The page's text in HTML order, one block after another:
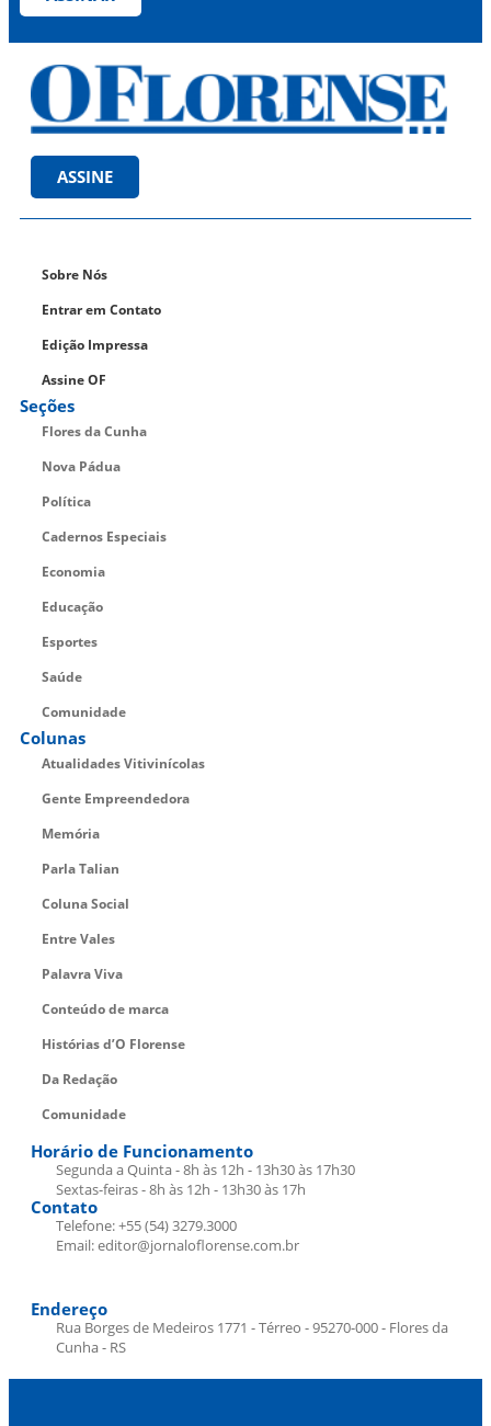
ASSINE
Sobre Nós
Entrar em Contato
Edição Impressa
Assine OF
Seções
Flores da Cunha
Nova Pádua
Política
Cadernos Especiais
Economia
Educação
Esportes
Saúde
Comunidade
Colunas
Atualidades Vitivinícolas
Gente Empreendedora
Memória
Parla Talian
Coluna Social
Entre Vales
Palavra Viva
Conteúdo de marca
Histórias d’O Florense
Da Redação
Comunidade
Horário de Funcionamento
Segunda a Quinta - 8h às 12h - 13h30 às 17h30
Sextas-feiras - 8h às 12h - 13h30 às 17h
Contato
Telefone: +55 (54) 3279.3000
Email: editor@jornaloflorense.com.br
Endereço
Rua Borges de Medeiros 1771 - Térreo - 95270-000 - Flores da
Cunha - RS